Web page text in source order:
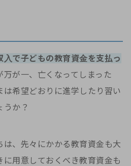
で子どもの教育資金を支払っ
万が一、亡くなってしまった
は希望どおりに進学したり習い
うか？
、先々にかかる教育資金も大
に用意しておくべき教育資金も